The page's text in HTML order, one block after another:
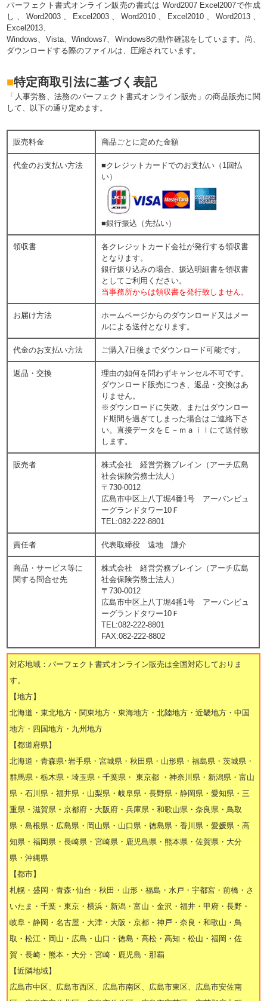
パーフェクト書式オンライン販売の書式は Word2007 Excel2007で作成
し、Word2003、Excel2003、Word2010、Excel2010、Word2013、
Excel2013、
Windows、Vista、Windows7、Windows8の動作確認をしています。尚、
ダウンロードする際のファイルは、圧縮されています。
■特定商取引法に基づく表記
「人事労務、法務のパーフェクト書式オンライン販売」の商品販売に関
して、以下の通り定めます。
販売料金 商品ごとに定めた金額
代金のお支払い方法
■クレジットカードでのお支払い（1回払
い）
■銀行振込（先払い）
領収書
各クレジットカード会社が発行する領収書
となります。
銀行振り込みの場合、振込明細書を領収書
としてご利用ください。
当事務所からは領収書を発行致しません。
お届け方法
ホームページからのダウンロード又はメー
ルによる送付となります。
代金のお支払い方法 ご購入7日後までダウンロード可能です。
返品・交換
理由の如何を問わずキャンセル不可です。
ダウンロード販売につき、返品・交換はあ
りません。
※ダウンロードに失敗、またはダウンロー
ド期間を過ぎてしまった場合はご連絡下さ
い。直接データをＥ－ｍａｉｌにて送付致
します。
販売者
株式会社 経営労務ブレイン（アーチ広島
社会保険労務士法人）
〒730-0012
広島市中区上八丁堀4番1号 アーバンビュ
ーグランドタワー10Ｆ
TEL:082-222-8801
責任者 代表取締役 遠地 謙介
商品・サービス等に
関する問合せ先
株式会社 経営労務ブレイン（アーチ広島
社会保険労務士法人）
〒730-0012
広島市中区上八丁堀4番1号 アーバンビュ
ーグランドタワー10Ｆ
TEL:082-222-8801
FAX:082-222-8802
対応地域：パーフェクト書式オンライン販売は全国対応しておりま
す。
【地方】
北海道・東北地方・関東地方・東海地方・北陸地方・近畿地方・中国
地方・四国地方・九州地方
【都道府県】
北海道・青森県･岩手県・宮城県・秋田県・山形県・福島県・茨城県・
群馬県・栃木県・埼玉県・千葉県・ 東京都 ・神奈川県・新潟県・富山
県・石川県・福井県・山梨県・岐阜県・長野県・静岡県・愛知県・三
重県・滋賀県・京都府・大阪府・兵庫県・和歌山県・奈良県・鳥取
県・島根県・広島県・岡山県・山口県・徳島県・香川県・愛媛県・高
知県・福岡県・長崎県・宮崎県・鹿児島県・熊本県・佐賀県・大分
県・沖縄県
【都市】
札幌・盛岡・青森･仙台・秋田・山形・福島・水戸・宇都宮・前橋・さ
いたま・千葉・東京・横浜・新潟・富山・金沢・福井・甲府・長野・
岐阜・静岡・名古屋・大津・大阪・京都・神戸・奈良・和歌山・鳥
取・松江・岡山・広島・山口・徳島・高松・高知・松山・福岡・佐
賀・長崎・熊本・大分・宮崎・鹿児島・那覇
【近隣地域】
広島市中区、広島市西区、広島市南区、広島市東区、広島市安佐南